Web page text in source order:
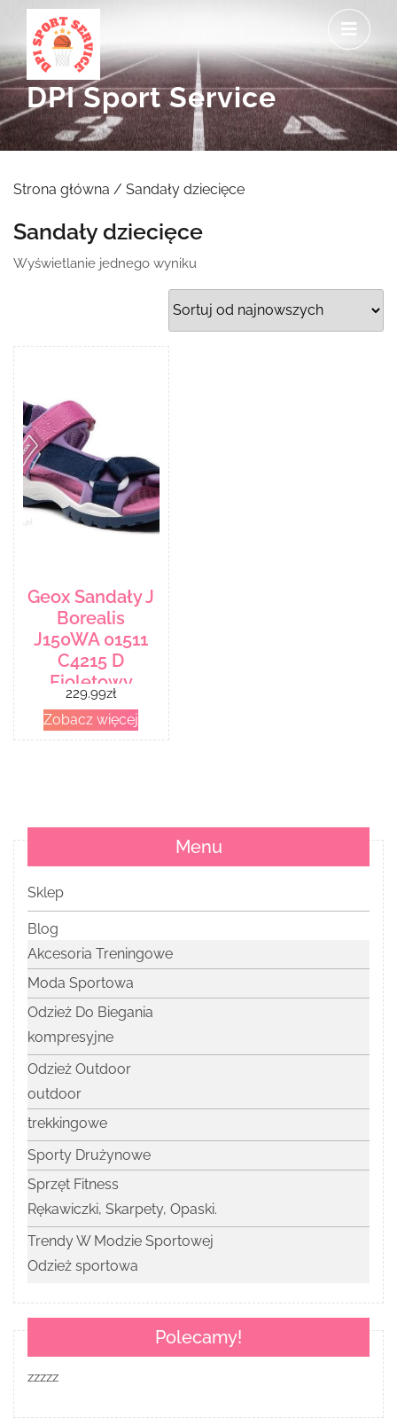
content
DPI Sport Service
Strona główna / Sandały dziecięce
Sandały dziecięce
Wyświetlanie jednego wyniku
Geox Sandały J
Borealis
J150WA 01511
C4215 D
Fioletowy
229.99zł
Zobacz więcej
Menu
Sklep
Blog
Akcesoria Treningowe
Moda Sportowa
Odzież Do Biegania
kompresyjne
Odzież Outdoor
outdoor
trekkingowe
Sporty Drużynowe
Sprzęt Fitness
Rękawiczki, Skarpety, Opaski.
Trendy W Modzie Sportowej
Odzież sportowa
Polecamy!
zzzzz